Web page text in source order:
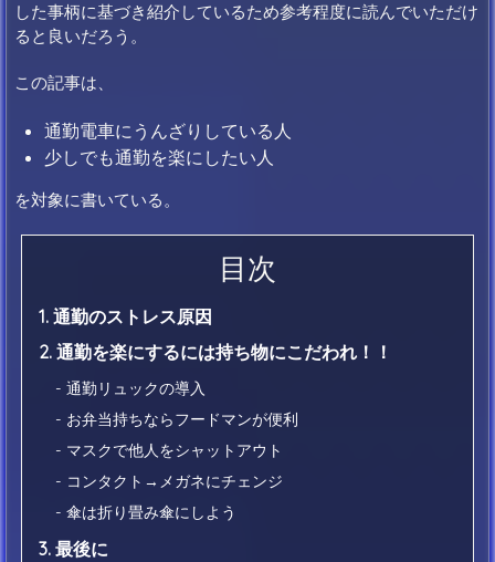
した事柄に基づき紹介しているため参考程度に読んでいただけ
ると良いだろう。
この記事は、
通勤電車にうんざりしている人
少しでも通勤を楽にしたい人
を対象に書いている。
目次
1. 通勤のストレス原因
2. 通勤を楽にするには持ち物にこだわれ！！
- 通勤リュックの導入
- お弁当持ちならフードマンが便利
- マスクで他人をシャットアウト
- コンタクト→メガネにチェンジ
- 傘は折り畳み傘にしよう
3. 最後に